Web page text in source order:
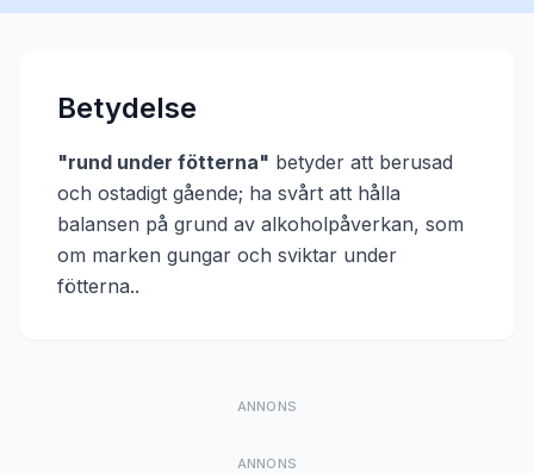
Betydelse
"rund under fötterna" betyder att berusad
och ostadigt gående; ha svårt att hålla
balansen på grund av alkoholpåverkan, som
om marken gungar och sviktar under
fötterna..
ANNONS
ANNONS